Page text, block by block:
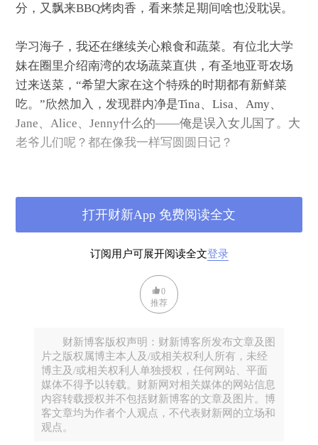
分，又飘来BBQ烤肉香，看来禁足期间啥也没耽误。
学习海子，我还在继续关心粮食和蔬菜。有位北大学
妹在圈里介绍南湾的农场蔬菜直供，有圣地亚哥农场
过来送菜，“希望大家在这个特殊的时期都有新鲜菜
吃。”欣然加入，发现群内净是Tina、Lisa、Amy、
Jane、Alice、Jenny什么的——俺是误入女儿国了。大
老爷儿们呢？都在像我一样写圆圆日记？
午餐项目的中止，美国牛奶产量过剩，奶农正在大量
倾倒鲜奶，真是可惜。不知是否有中国人看到商机？
美国政府一直有个食品补助项目，叫WIC (取妇女、婴
儿、儿童三个词的首字母)。收入低的家庭可以凭补助
券到超市免费拿取食品。因为是免费，食品是指定
的，现在闹疫情，有些指定的食品不一定有货。于是
有人发帖，提醒大家不要买有WIC标记的食品，留给
那些使用WIC券的。管理这个项目的美国农业部也发
出通知，指示超市在疫期可以放宽WIC的使用范围。
各家中小企业（员工少于500人的）这两天都在紧张填
表，申请政府贷款。联邦总共投入3500亿美元，如果
订阅用户可展开阅读全文登录
打开财新App 免费阅读全文
0
推荐
财新博客版权声明：财新博客所发布文章及图
片之版权属博主本人及/或相关权利人所有，未经
博主及/或相关权利人单独授权，任何网站、平面
媒体不得予以转载。财新网对相关媒体的网站信息
内容转载授权并不包括财新博客的文章及图片。博
客文章均为作者个人观点，不代表财新网的立场和
观点。